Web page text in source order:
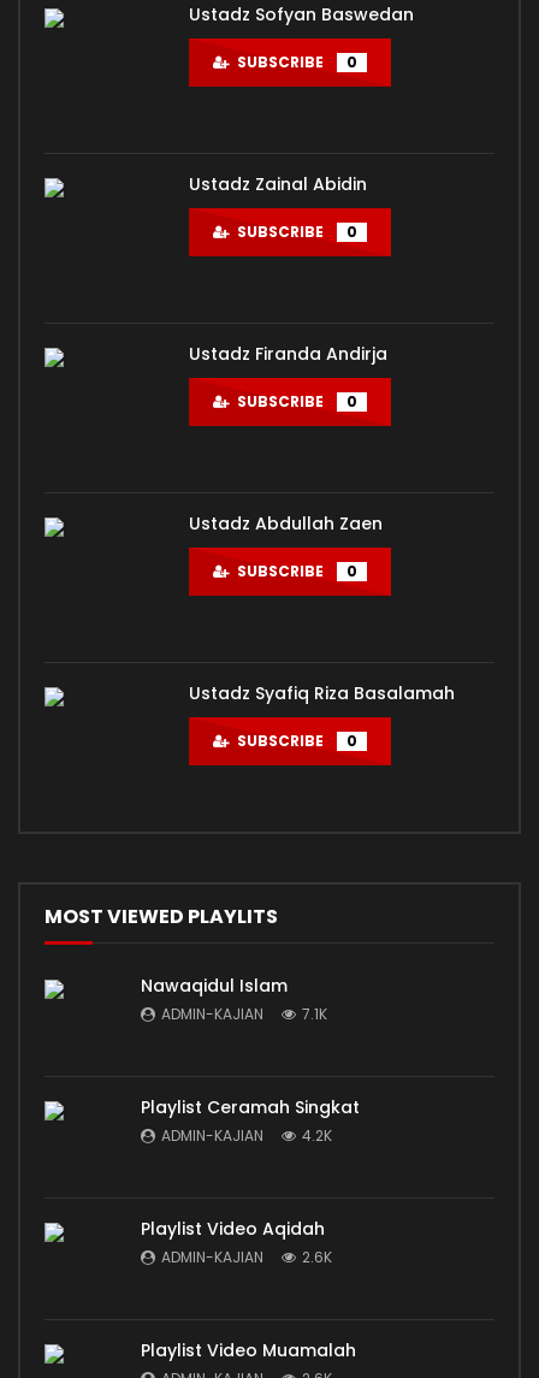
Ustadz Sofyan Baswedan
SUBSCRIBE 0
Ustadz Zainal Abidin
SUBSCRIBE 0
Ustadz Firanda Andirja
SUBSCRIBE 0
Ustadz Abdullah Zaen
SUBSCRIBE 0
Ustadz Syafiq Riza Basalamah
SUBSCRIBE 0
MOST VIEWED PLAYLITS
Nawaqidul Islam
ADMIN-KAJIAN 7.1K
Playlist Ceramah Singkat
ADMIN-KAJIAN 4.2K
Playlist Video Aqidah
ADMIN-KAJIAN 2.6K
Playlist Video Muamalah